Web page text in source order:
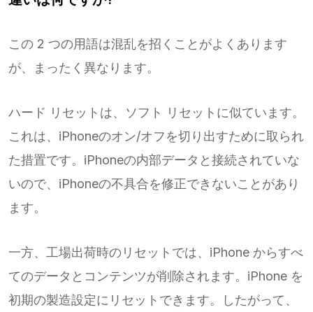
この 2 つの用語は混乱を招くことがよくあります
が、まったく異なります。
ハード リセットは、ソフト リセットに似ています。
これは、iPhoneのオン/オフを切り出すために取られ
た措置です。iPhoneの内部データと接続されていな
いので、iPhoneの不具合を修正できないことがあり
ます。
一方、工場出荷時のリセットでは、iPhone からすべ
てのデータとコンテンツが削除されます。iPhone を
初期の製造設定にリセットできます。したがって、